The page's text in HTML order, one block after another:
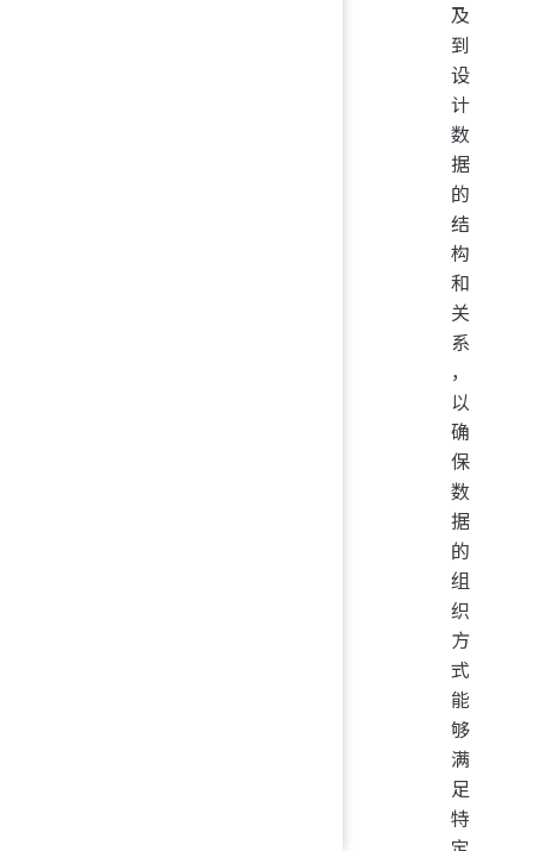
及
到
设
计
数
据
的
结
构
和
关
系
，
以
确
保
数
据
的
组
织
方
式
能
够
满
足
特